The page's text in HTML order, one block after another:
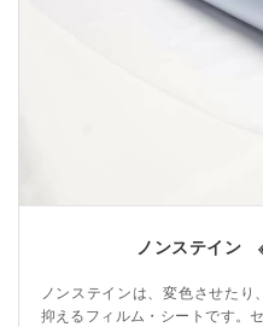
ノンステイン
ノンステインは、変色させた
抑えるフィルム・シートです。